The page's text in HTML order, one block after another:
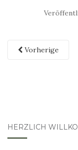
Vorherige
HERZLICH